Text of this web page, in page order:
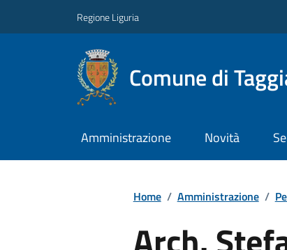
Regione Liguria
Comune di
Amministrazione Novità
Home / Amministrazione /